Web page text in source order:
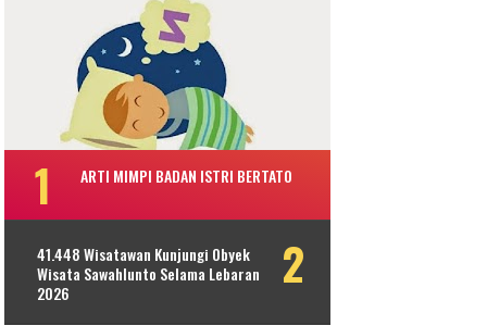
ARTI MIMPI BADAN ISTRI BERTATO
41.448 Wisatawan Kunjungi Obyek
Wisata Sawahlunto Selama Lebaran
2026